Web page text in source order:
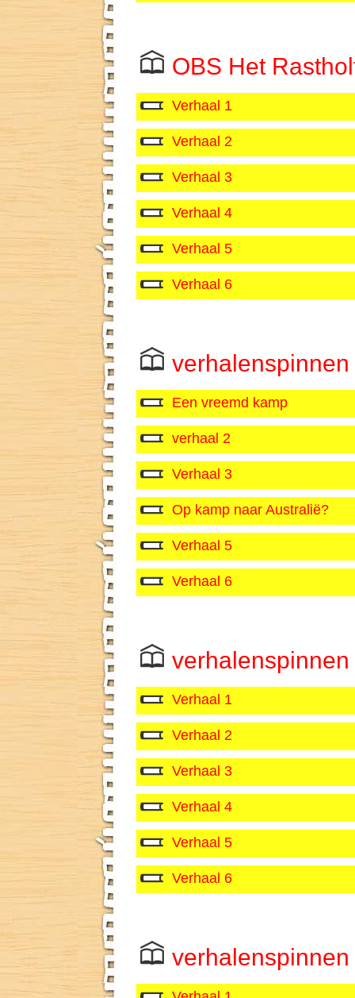
OBS Het
Verhaal 1
Verhaal 2
Verhaal 3
Verhaal 4
Verhaal 5
Verhaal 6
Een vreemd kamp
verhaal 2
Verhaal 3
Op kamp naar Australië?
Verhaal 5
Verhaal 6
Verhaal 1
Verhaal 2
Verhaal 3
Verhaal 4
Verhaal 5
Verhaal 6